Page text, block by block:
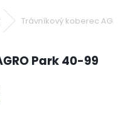
Trávníkový koberec
Park 40-99